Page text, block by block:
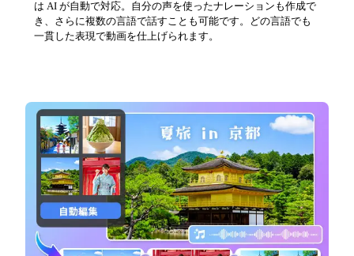
は AI が自動で対応。自分の声を使ったナレーションも作成で
き、さらに複数の言語で話すことも可能です。どの言語でも
一貫した表現で動画を仕上げられます。